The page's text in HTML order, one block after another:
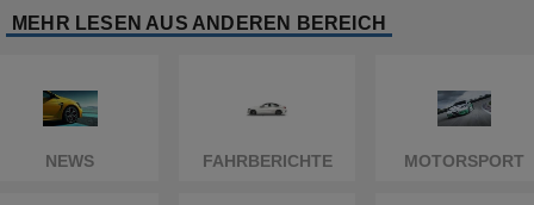
MEHR LESEN AUS ANDEREN BEREICH
NEWS FAHRBERICHTE MOTORSPORT